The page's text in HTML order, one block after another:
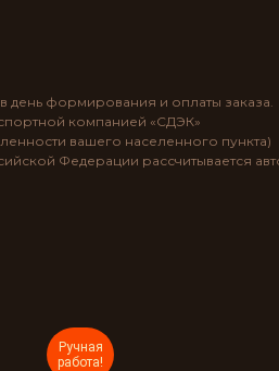
формирования и оплаты заказа.
компанией «СДЭК»
вашего населенного пункта)
Федерации рассчитывается
Ручная
работа!